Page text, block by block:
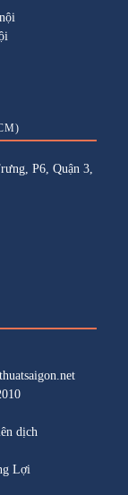
P6, Quận 3,
dịch
Lợi